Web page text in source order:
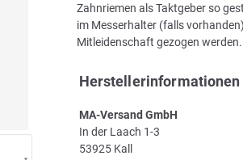
Zahnriemen als Taktgeber so
im Messerhalter (falls
Mitleidenschaft gezogen werden.
Herstellerinformationen
MA-Versand GmbH
In der Laach 1-3
53925 Kall